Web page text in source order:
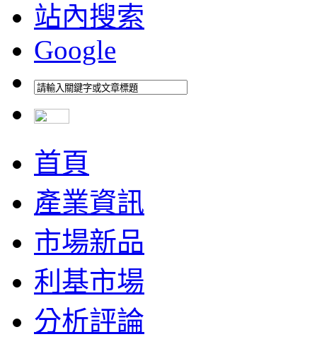
站內搜索
Google
首頁
產業資訊
市場新品
利基市場
分析評論